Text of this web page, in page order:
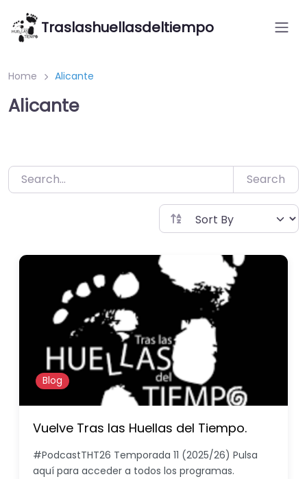
Saltar
contenido
Traslashuellasdeltiempo
Home Alicante
Alicante
Search
Blog
Vuelve Tras las Huellas del Tiempo.
#PodcastTHT26 Temporada 11 (2025/26) Pulsa
aquí para acceder a todos los programas.